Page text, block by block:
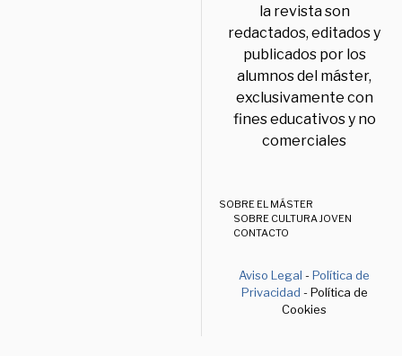
la revista son
redactados, editados y
publicados por los
alumnos del máster,
exclusivamente con
fines educativos y no
comerciales
SOBRE EL MÁSTER
SOBRE CULTURA JOVEN
CONTACTO
Aviso Legal -Política de
Privacidad - Política de
Cookies